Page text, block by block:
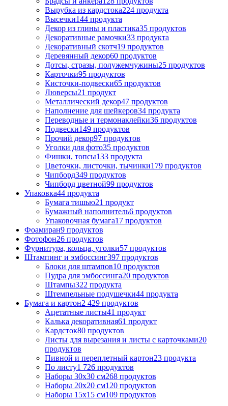
Вырубка из кардстока224 продукта
Высечки144 продукта
Декор из глины и пластика35 продуктов
Декоративные рамочки33 продукта
Декоративный скотч19 продуктов
Деревянный декор60 продуктов
Дотсы, стразы, полужемчужины25 продуктов
Карточки95 продуктов
Кисточки-подвески65 продуктов
Люверсы21 продукт
Металлический декор47 продуктов
Наполнение для шейкеров34 продукта
Переводные и термонаклейки36 продуктов
Подвески149 продуктов
Прочий декор97 продуктов
Уголки для фото35 продуктов
Фишки, топсы133 продукта
Цветочки, листочки, тычинки179 продуктов
Чипборд349 продуктов
Чипборд цветной99 продуктов
Упаковка44 продукта
Бумага тишью21 продукт
Бумажный наполнитель6 продуктов
Упаковочная бумага17 продуктов
Фоамиран9 продуктов
Фотофон26 продуктов
Фурнитура, кольца, уголки57 продуктов
Штампинг и эмбоссинг397 продуктов
Блоки для штампов10 продуктов
Пудра для эмбоссинга20 продуктов
Штампы322 продукта
Штемпельные подушечки44 продукта
Бумага и картон2 429 продуктов
Ацетатные листы41 продукт
Калька декоративная61 продукт
Кардсток80 продуктов
Листы для вырезания и листы с карточками20
продуктов
Пивной и переплетный картон23 продукта
По листу1 726 продуктов
Наборы 30х30 см268 продуктов
Наборы 20х20 см120 продуктов
Наборы 15х15 см109 продуктов